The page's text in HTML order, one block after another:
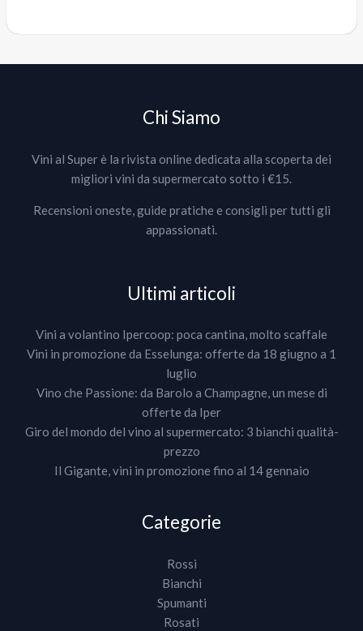
Chi Siamo
Vini al Super è la rivista online dedicata alla scoperta dei
migliori vini da supermercato sotto i €15.
Recensioni oneste, guide pratiche e consigli per tutti gli
appassionati.
Ultimi articoli
Vini a volantino Ipercoop: poca cantina, molto scaffale
Vini in promozione da Esselunga: offerte da 18 giugno a 1
luglio
Vino che Passione: da Barolo a Champagne, un mese di
offerte da Iper
Giro del mondo del vino al supermercato: 3 bianchi qualità-
prezzo
Il Gigante, vini in promozione fino al 14 gennaio
Categorie
Rossi
Bianchi
Spumanti
Rosati